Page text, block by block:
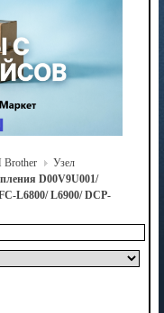
Узел
D00V9U001/
L6800/ L6900/ DCP-